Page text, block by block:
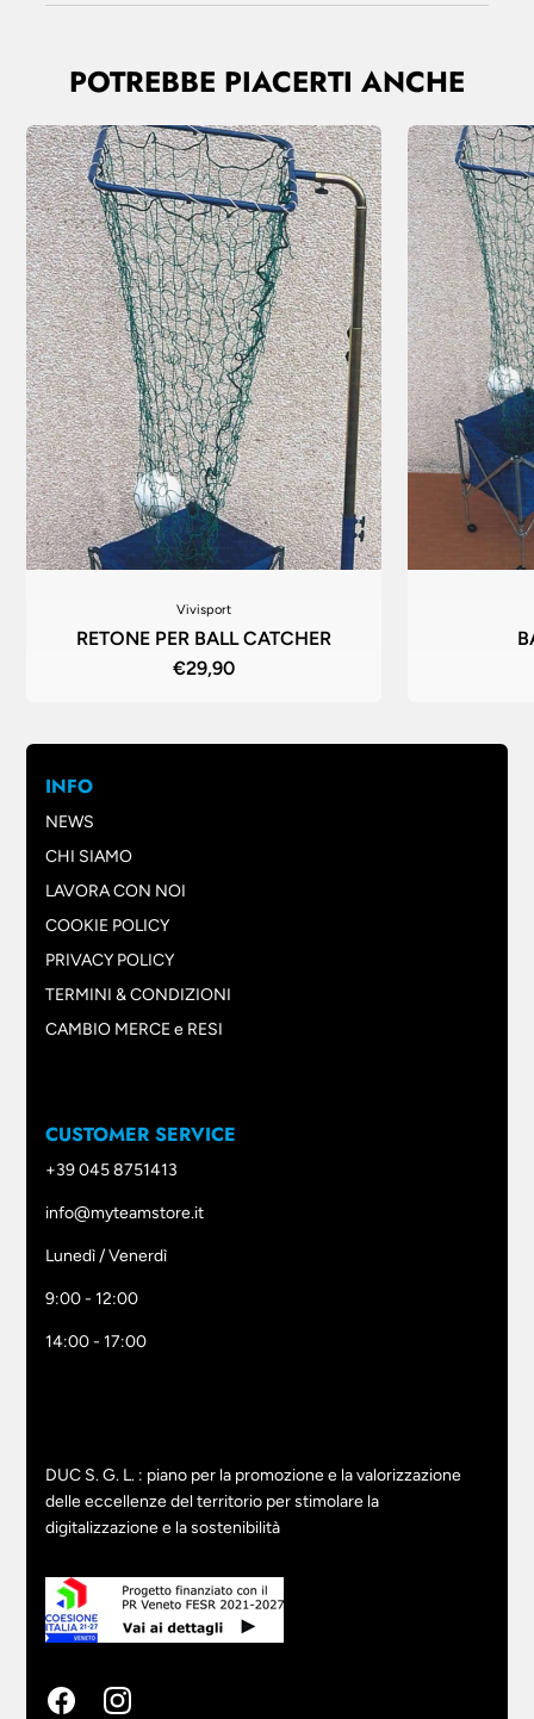
POTREBBE PIACERTI ANCHE
Vivisport
RETONE PER BALL CATCHER
€29,90
INFO
NEWS
CHI SIAMO
LAVORA CON NOI
COOKIE POLICY
PRIVACY POLICY
TERMINI & CONDIZIONI
CAMBIO MERCE e RESI
CUSTOMER SERVICE
+39 045 8751413
info@myteamstore.it
Lunedì / Venerdì
9:00 - 12:00
14:00 - 17:00
DUC S. G. L. : piano per la promozione e la valorizzazione
delle eccellenze del territorio per stimolare la
digitalizzazione e la sostenibilità